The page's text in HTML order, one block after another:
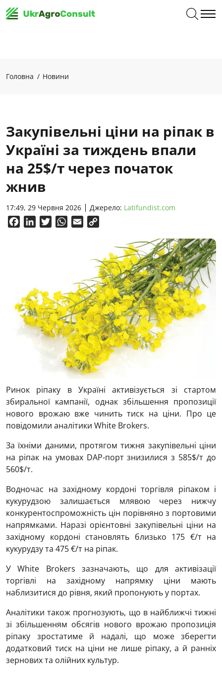
Головна Новини
Закупівельні ціни на ріпак в
Україні за тиждень впали
на 25$/т через початок
жнив
17:49, 29 Червня 2026 Джерело: Latifundist.com
FacebookLinkedInTwitterWhatsApp
Email
Ринок ріпаку в Україні активізується зі стартом
збиральної кампанії, однак збільшення пропозиції
нового врожаю вже чинить тиск на ціни. Про це
повідомили аналітики White Brokers.
За їхніми даними, протягом тижня закупівельні ціни
на ріпак на умовах DAP-порт знизилися з 585$/т до
560$/т.
Водночас на західному кордоні торгівля ріпаком і
кукурудзою залишається млявою через нижчу
конкурентоспроможність цін порівняно з портовими
напрямками. Наразі орієнтовні закупівельні ціни на
західному кордоні становлять близько 175 €/т на
кукурудзу та 475 €/т на ріпак.
У White Brokers зазначають, що для активізації
торгівлі на західному напрямку ціни мають
наблизитися до рівня, який пропонують у портах.
Аналітики також прогнозують, що в найближчі тижні
зі збільшенням обсягів нового врожаю пропозиція
ріпаку зростатиме й надалі, що може зберегти
додатковий тиск на ціни не лише ріпаку, а й ранніх
зернових та олійних культур.